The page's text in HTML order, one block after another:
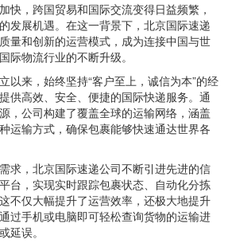
快，跨国贸易和国际交流变得日益频繁，
发展机遇。在这一背景下，北京国际速递
量和创新的运营模式，成为连接中国与世
际物流行业的不断升级。
以来，始终坚持“客户至上，诚信为本”的经
供高效、安全、便捷的国际快递服务。通
，公司构建了覆盖全球的运输网络，涵盖
运输方式，确保包裹能够快速通达世界各
求，北京国际速递公司不断引进先进的信
台，实现实时跟踪包裹状态、自动化分拣
不仅大幅提升了运营效率，还极大地提升
过手机或电脑即可轻松查询货物的运输进
延误。